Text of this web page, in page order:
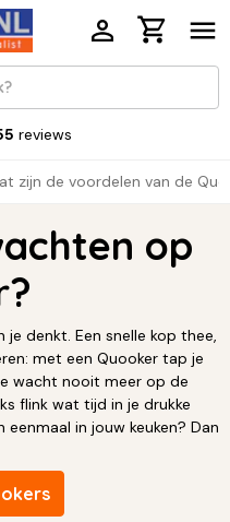
reviews
zijn de voordelen van de
op
denkt. Een snelle kop thee,
met een Quooker tap je
wacht nooit meer op de
flink wat tijd in je drukke
in jouw keuken? Dan